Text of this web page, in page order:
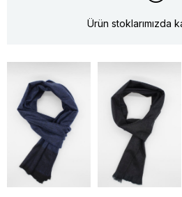
Ürün stoklarımızda